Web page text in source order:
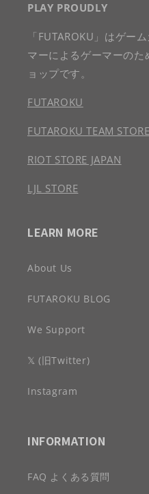
PLAY PROUDLY
「FUTAROKU」はゲー
マーによるゲーマーの
ョップです。
FUTAROKU
FUTAROKU TEAM STORE
RIOT STORE JAPAN
LJL STORE
LEARN MORE
About Us
FUTAROKU BLOG
We Support
𝕏 (旧Twitter)
Instagram
INFORMATION
FAQ よくある質問